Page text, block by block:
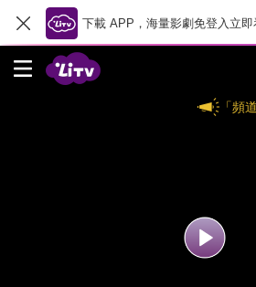
下載 APP，海量影劇免登入立即
「頻